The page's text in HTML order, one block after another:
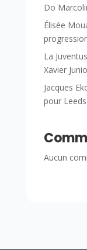
Do
Élisée
La
Xavier
Jacques
pour
Aucun